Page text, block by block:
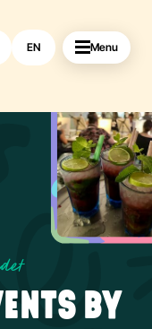
EN Menu
BY